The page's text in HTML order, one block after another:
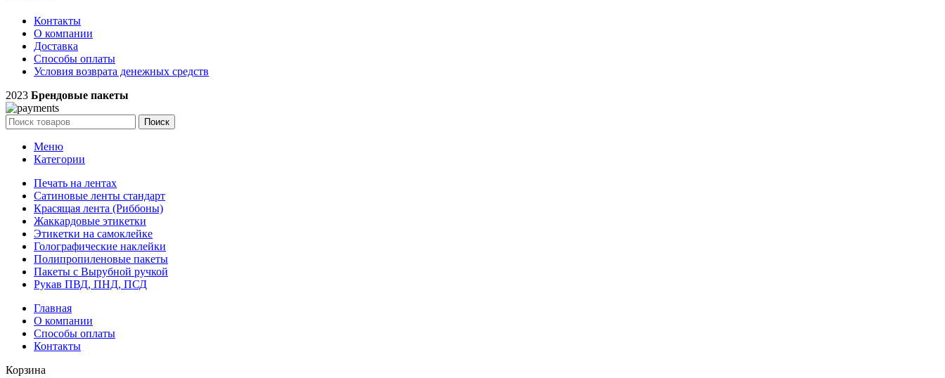
Контакты
О компании
Доставка
Способы оплаты
Условия возврата денежных средств
2023 Брендовые пакеты
Поиск
Меню
Категории
Печать на лентах
Сатиновые ленты стандарт
Красящая лента (Риббоны)
Жаккардовые этикетки
Этикетки на самоклейке
Голографические наклейки
Полипропиленовые пакеты
Пакеты с Вырубной ручкой
Рукав ПВД, ПНД, ПСД
Главная
О компании
Способы оплаты
Контакты
Корзина